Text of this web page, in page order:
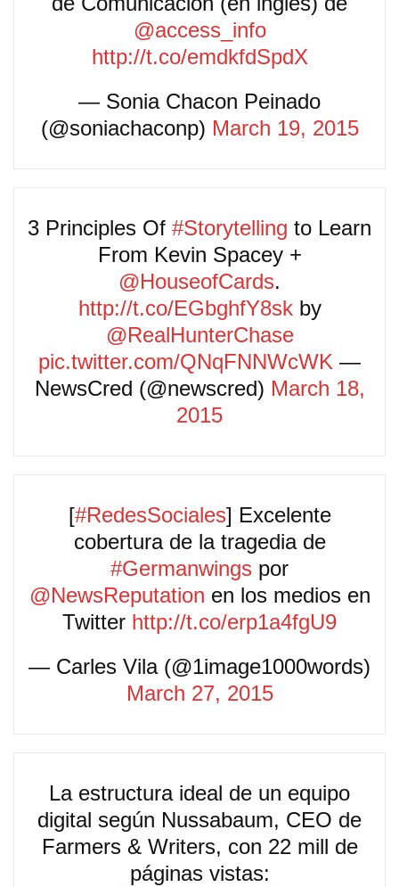
@access_info
http://t.co/emdkfdSpdX
— Sonia Chacon Peinado
(@soniachaconp) March 19, 2015
3 Principles Of #Storytelling to Learn
From Kevin Spacey +
@HouseofCards.
http://t.co/EGbghfY8skby
@RealHunterChase
pic.twitter.com/QNqFNNWcWK —
NewsCred (@newscred) March 18,
2015
[#RedesSociales] Excelente
cobertura de la tragedia de
#Germanwings por
@NewsReputation en los medios en
Twitter http://t.co/erp1a4fgU9
— Carles Vila (@1image1000words)
March 27, 2015
La estructura ideal de un equipo
digital según Nussabaum, CEO de
Farmers & Writers, con 22 mill de
páginas vistas: